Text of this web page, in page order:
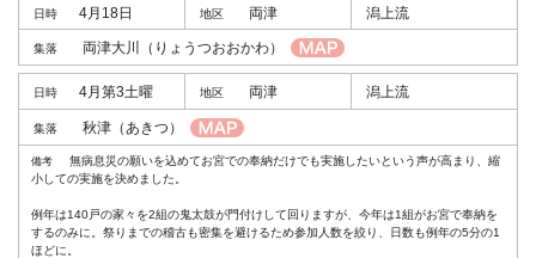
潟上流
4月18日 両津
両津大川 （りょうつおおかわ）
潟上流
4月第3土曜 両津
秋津（あきつ）
無病息災の願いを込めてお宮での奉納だけでも実施したいという声が高まり、縮
小しての実施を決めました。
例年は140戸の家々を2組の鬼太鼓が門付けして回りますが、今年は1組がお宮で奉納を
するのみに。祭りまでの稽古も密集を避けるため参加人数を絞り、日数も例年の5分の1
ほどに。